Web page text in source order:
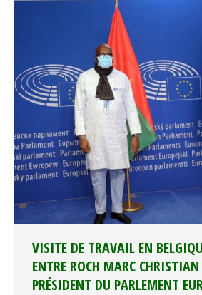
VISITE DE TRAVAIL EN
ENTRE ROCH MARC
PRÉSIDENT DU PARLEMENT